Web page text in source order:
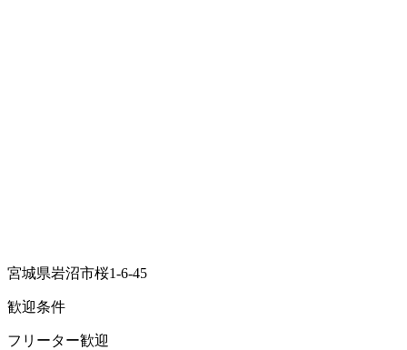
宮城県岩沼市桜1-6-45
歓迎条件
フリーター歓迎